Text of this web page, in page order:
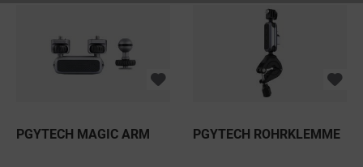
PGYTECH MAGIC ARM PGYTECH ROHRKLEMME